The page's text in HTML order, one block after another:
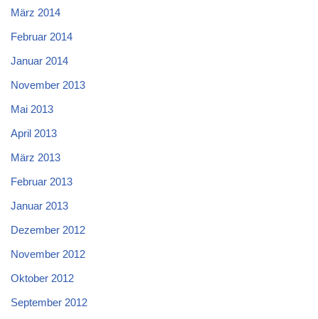
März 2014
Februar 2014
Januar 2014
November 2013
Mai 2013
April 2013
März 2013
Februar 2013
Januar 2013
Dezember 2012
November 2012
Oktober 2012
September 2012